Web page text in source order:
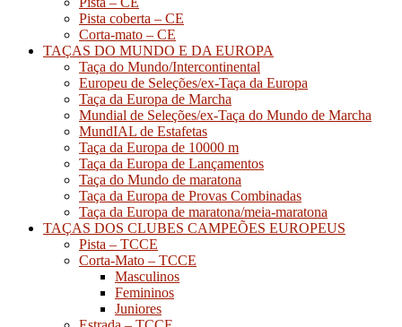
Pista coberta – CE
Corta-mato – CE
TAÇAS DO MUNDO E DA EUROPA
Taça do Mundo/Intercontinental
Europeu de Seleções/ex-Taça da Europa
Taça da Europa de Marcha
Mundial de Seleções/ex-Taça do Mundo de Marcha
MundIAL de Estafetas
Taça da Europa de 10000 m
Taça da Europa de Lançamentos
Taça do Mundo de maratona
Taça da Europa de Provas Combinadas
Taça da Europa de maratona/meia-maratona
TAÇAS DOS CLUBES CAMPEÕES EUROPEUS
Pista – TCCE
Corta-Mato – TCCE
Masculinos
Femininos
Juniores